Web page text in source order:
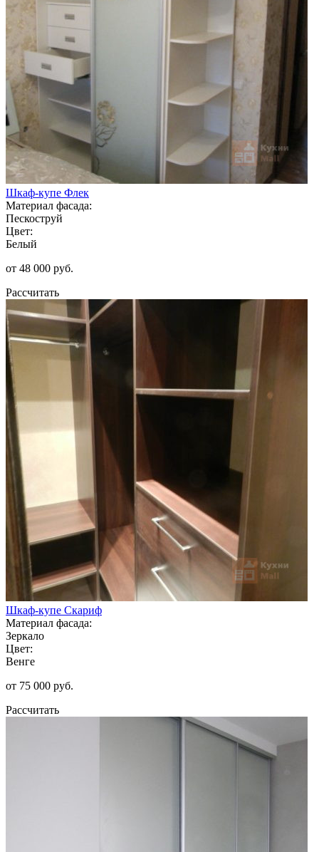
Шкаф-купе Флек
Материал фасада:
Пескоструй
Цвет:
Белый
от 48 000 руб.
Рассчитать
Шкаф-купе Скариф
Материал фасада:
Зеркало
Цвет:
Венге
от 75 000 руб.
Рассчитать